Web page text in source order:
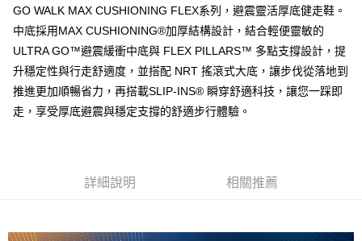
宅配
每筆NT$80，滿NT$1,000(含以上)免運費
GO WALK MAX CUSHIONING FLEX系列，避震靈活厚底健走鞋。
中底採用MAX CUSHIONING®加厚結構設計，結合輕便靈敏的
ULTRA GO™避震緩衝中底與 FLEX PILLARS™ 多點支撐設計，提
升穩定性與行走舒適度，並搭配 NRT 搖滾式大底，讓步伐從落地到
推進更加順暢省力，再搭載SLIP-INS® 瞬穿舒適科技，讓您一踩即
走，享受厚底避震與穩定支撐的舒適步行體驗。
詳細說明 相關推薦